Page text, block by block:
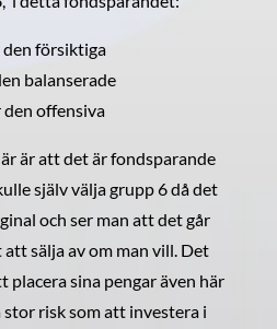
den försiktiga
balanserade
offensiva
är att det är fondsparande
själv välja grupp 6 då det
och ser man att det går
sälja av om man vill. Det
placera sina pengar även här
risk som att investera i